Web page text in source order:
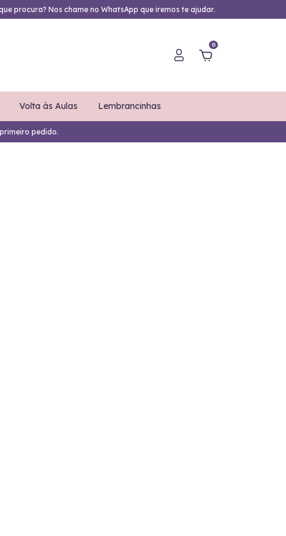
procura? Nos chame no WhatsApp que iremos te ajudar.
0
Volta às Aulas Lembrancinhas
pedido.